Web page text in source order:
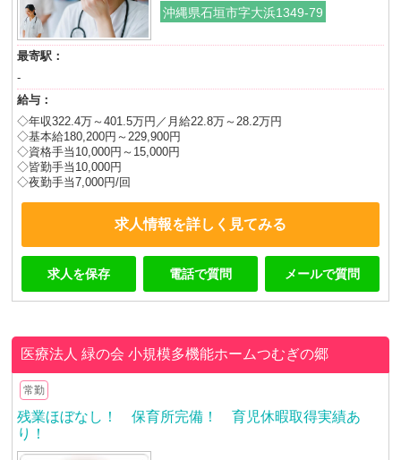
沖縄県石垣市字大浜1349-79
最寄駅：
-
給与：
◇年収322.4万～401.5万円／月給22.8万～28.2万円
◇基本給180,200円～229,900円
◇資格手当10,000円～15,000円
◇皆勤手当10,000円
◇夜勤手当7,000円/回
求人情報を詳しく見てみる
求人を保存 電話で質問 メールで質問
医療法人 緑の会小規模多機能ホームつむぎの郷
常勤
残業ほぼなし！ 保育所完備！ 育児休暇取得実績あ
り！